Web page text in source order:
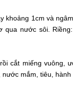
khoảng 1cm và
qua nước sôi.
cắt miếng vuông,
mắm, tiêu, hành